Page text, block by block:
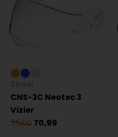
CNS-3C Neotec 3
Vizier
75,00 70,99